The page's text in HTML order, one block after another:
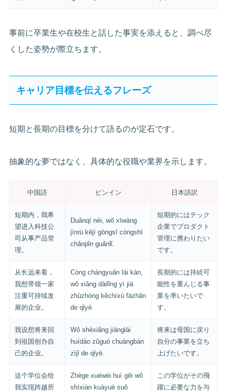
事前に卒業生や在校生と話した事実を添えると、調べ尽
くした姿勢が際立ちます。
キャリア目標を伝えるフレーズ
短期と長期の目標を分けて語るのが定石です。
抽象的な夢ではなく、具体的な役職や業界を示します。
中国語 ピンイン 日本語訳
短期内，我希
望进入科技公
司从事产品管
理。
Duǎnqī nèi, wǒ xīwàng
jìnrù kējì gōngsī cóngshì
chǎnpǐn guǎnlǐ.
短期的にはテック
企業でプロダクト
管理に携わりたい
です。
从长远来看，
我想带领一家
注重可持续发
展的企业。
Cóng chángyuǎn lái kàn,
wǒ xiǎng dàilǐng yì jiā
zhùzhòng kěchíxù fāzhǎn
de qǐyè.
長期的には持続可
能性を重んじる事
業を率いたいで
す。
我设想将来回
到祖国创办自
己的企业。
Wǒ shèxiǎng jiānglái
huídào zǔguó chuàngbàn
zìjǐ de qǐyè.
将来は母国に戻り
自分の事業を立ち
上げたいです。
这个学位会给
我实现跨越所
Zhège xuéwèi huì gěi wǒ
shíxiàn kuàyuè suǒ
この学位がその飛
躍に必要な力を与